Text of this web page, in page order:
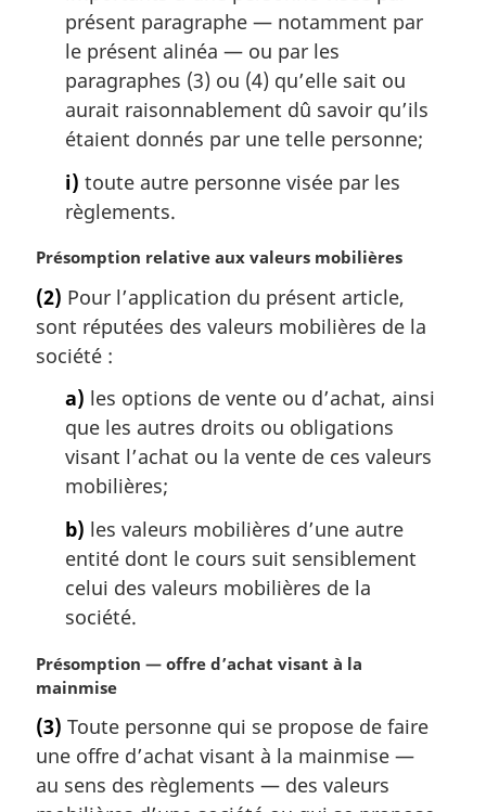
présent paragraphe — notamment par
le présent alinéa — ou par les
paragraphes (3) ou (4) qu’elle sait ou
aurait raisonnablement dû savoir qu’ils
étaient donnés par une telle personne;
i) toute autre personne visée par les
règlements.
N
t
e
m
Présomption relative aux valeurs mobilières
(2) Pour l’application du présent article,
sont réputées des valeurs mobilières de la
société :
a) les options de vente ou d’achat, ainsi
que les autres droits ou obligations
visant l’achat ou la vente de ces valeurs
mobilières;
b) les valeurs mobilières d’une autre
entité dont le cours suit sensiblement
celui des valeurs mobilières de la
société.
N
o
e
m
a
r
Présomption — offre d’achat visant à la
mainmise
(3) Toute personne qui se propose de faire
une offre d’achat visant à la mainmise —
au sens des règlements — des valeurs